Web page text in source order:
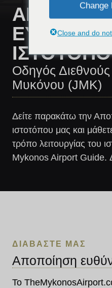
ΕΥΘΎΝΗΣ
Οδηγός
Μυκόνου (JMK)
Δείτε παρακάτω την
ιστοτόπου μας και
τρόπο λειτουργίας του
Mykonos Airport Guide.
ΔΙΑΒΑΣΤΕ ΜΑΣ
Αποποίηση
Το
Change
Close and do